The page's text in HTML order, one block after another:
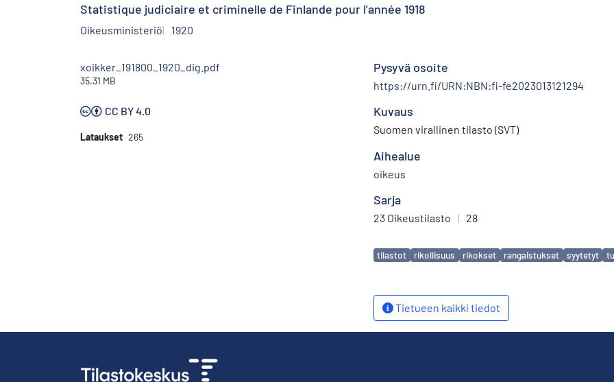
Statistique judiciaire et criminelle de Finlande pour l'année 1918
Oikeusministeriö 1920
xoikker_191800_1920_dig.pdf
35.31 MB
CC BY 4.0
Lataukset 265
Pysyvä osoite
https://urn.fi/URN:NBN:fi-fe2023013121294
Kuvaus
Suomen virallinen tilasto (SVT)
Aihealue
oikeus
Sarja
23 Oikeustilasto | 28
Avainsanat
tilastot rikollisuus rikokset rangaistukset syytetyt
Tietueen kaikki tiedot